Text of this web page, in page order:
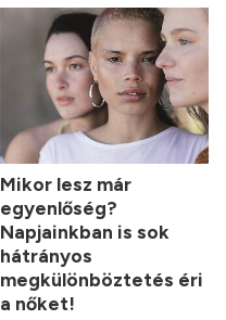
Mikor lesz már
egyenlőség?
Napjainkban is sok
hátrányos
megkülönböztetés éri
a nőket!